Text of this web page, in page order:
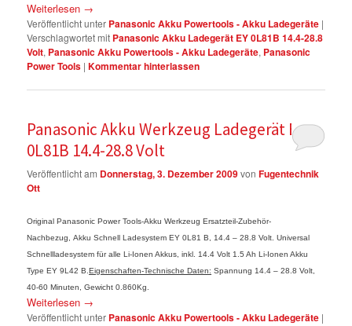
Weiterlesen →
Veröffentlicht unter Panasonic Akku Powertools - Akku Ladegeräte |
Verschlagwortet mit Panasonic Akku Ladegerät EY 0L81B 14.4-28.8
Volt, Panasonic Akku Powertools - Akku Ladegeräte, Panasonic
Power Tools |Kommentar hinterlassen
Panasonic Akku Werkzeug Ladegerät EY
0L81B 14.4-28.8 Volt
Veröffentlicht am Donnerstag, 3. Dezember 2009vonFugentechnik
Ott
Original Panasonic Power Tools-Akku Werkzeug Ersatzteil-Zubehör-
Nachbezug, Akku Schnell Ladesystem EY 0L81 B, 14.4 – 28.8 Volt. Universal
Schnellladesystem für alle Li-Ionen Akkus, inkl. 14.4 Volt 1.5 Ah Li-Ionen Akku
Type EY 9L42 B.Eigenschaften-Technische Daten: Spannung 14.4 – 28.8 Volt,
40-60 Minuten, Gewicht 0.860Kg.
Weiterlesen →
Veröffentlicht unter Panasonic Akku Powertools - Akku Ladegeräte |